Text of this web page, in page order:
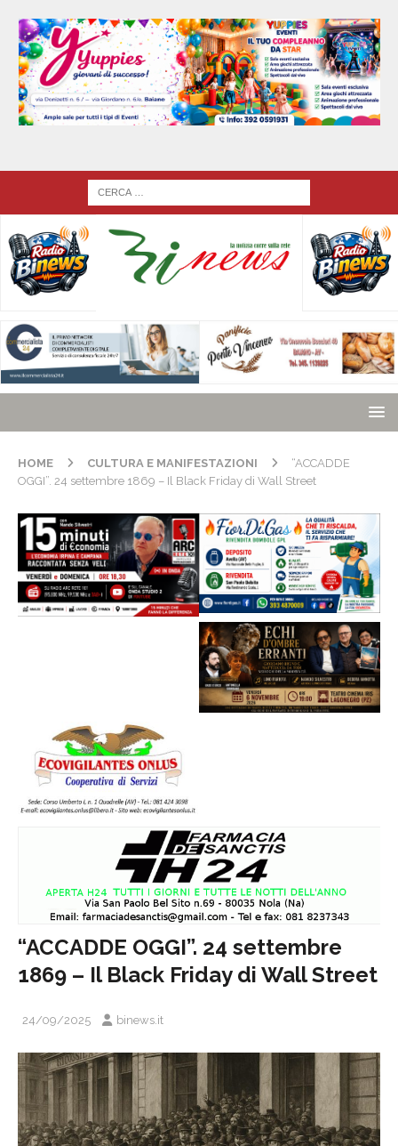
HOME CULTURA E MANIFESTAZIONI
“ACCADDE
OGGI”. 24 settembre 1869 – Il Black Friday di Wall Street
“ACCADDE OGGI”. 24 settembre
1869 – Il Black Friday di Wall Street
24/09/2025 binews.it